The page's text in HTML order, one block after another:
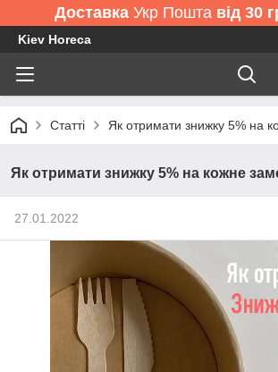
ДоставкаУкр Пошта від 30
Kiev Horeca
Статті Як отримати знижку 5% на
Як отримати знижку 5% на кожне
27.01.2022